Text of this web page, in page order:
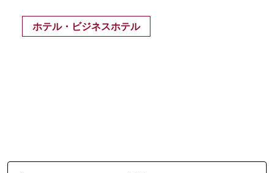
ホテル・ビジネスホテル